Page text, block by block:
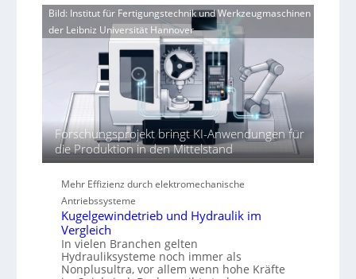
o
r
j
h
i
r
n
e
h
d
i
e
P
f
o
r
m
Bild: Institut für Fertigungstechnik und Werkzeugmaschinen
der Leibniz Universität Hannover
Forschungsprojekt bringt KI-Anwendungen für
die Produktion in den Mittelstand
Mehr Effizienz durch elektromechanische
Antriebssysteme
Kugelgewindetrieb und Hydraulik im
Vergleich
In vielen Branchen gelten
Hydrauliksysteme noch immer als
Nonplusultra, vor allem wenn hohe Kräfte